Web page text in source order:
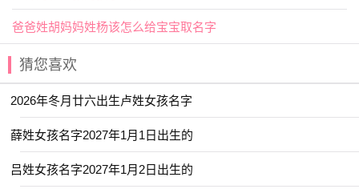
【盈】主要有充满、圆满、增长、富余等；重叠为“盈盈”
时，又有美好、清澈之义。用作人名意指欢乐、旺盛、富
余、圆满之义；
【浓】含某种成分多；深厚，不淡薄；艳丽；稠密，
厚，多。用作人名意指有情义、兴旺、渊博之义；
刘姓宝宝取名热门精选
【允廷】 【卓远】 【乐诗】 【俞昭】
爸爸姓胡妈妈姓杨该怎么给宝宝取名字
猜您喜欢
2026年冬月廿六出生卢姓女孩名字
薛姓女孩名字2027年1月1日出生的
吕姓女孩名字2027年1月2日出生的